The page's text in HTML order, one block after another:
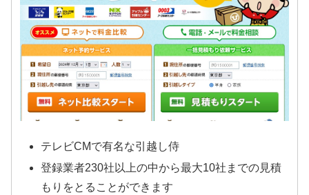
テレビCMで有名な引越し侍
登録業者230社以上の中から最大10社までの見積
もりをとることができます